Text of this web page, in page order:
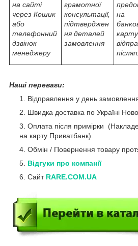
на сайті
через Кошик
або
телефонний
дзвінок
менеджеру
грамотної
консультації,
підтверджен
ня деталей
замовлення
на
Наші переваги:
Відправлення у день
Швидка доставка по Україні
Оплата після примірки
на карту Приватбанк).
Обмін / Повернення товару
Відгуки про компанії
Сайт RARE.COM.UA